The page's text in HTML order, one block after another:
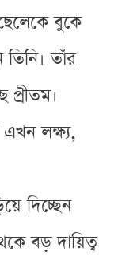
বুকে
তাঁর
এখন লক্ষ্য,
দিচ্ছেন
বড় দায়িত্ব